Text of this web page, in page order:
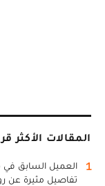
المقالات الأكثر
1
العميل السابق
تفاصيل مثيرة عن